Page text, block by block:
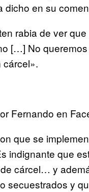
dicho en su
rabia de ver
[…] No
Fernando en
que se
indignante que
cárcel… y
secuestrados y